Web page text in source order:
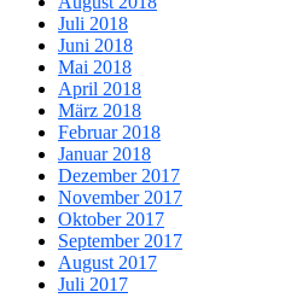
Juli 2018
Juni 2018
Mai 2018
April 2018
März 2018
Februar 2018
Januar 2018
Dezember 2017
November 2017
Oktober 2017
September 2017
August 2017
Juli 2017